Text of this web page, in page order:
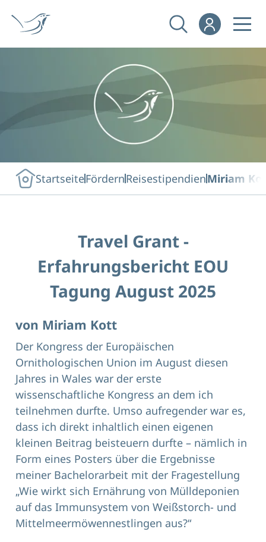
StartseiteFördernReisestipendienMiriam
Travel Grant -
Erfahrungsbericht EOU
Tagung August 2025
von Miriam Kott
Der Kongress der Europäischen
Ornithologischen Union im August diesen
Jahres in Wales war der erste
wissenschaftliche Kongress an dem ich
teilnehmen durfte. Umso aufregender war es,
dass ich direkt inhaltlich einen eigenen
kleinen Beitrag beisteuern durfte – nämlich in
Form eines Posters über die Ergebnisse
meiner Bachelorarbeit mit der Fragestellung
„Wie wirkt sich Ernährung von Mülldeponien
auf das Immunsystem von Weißstorch- und
Mittelmeermöwennestlingen aus?“